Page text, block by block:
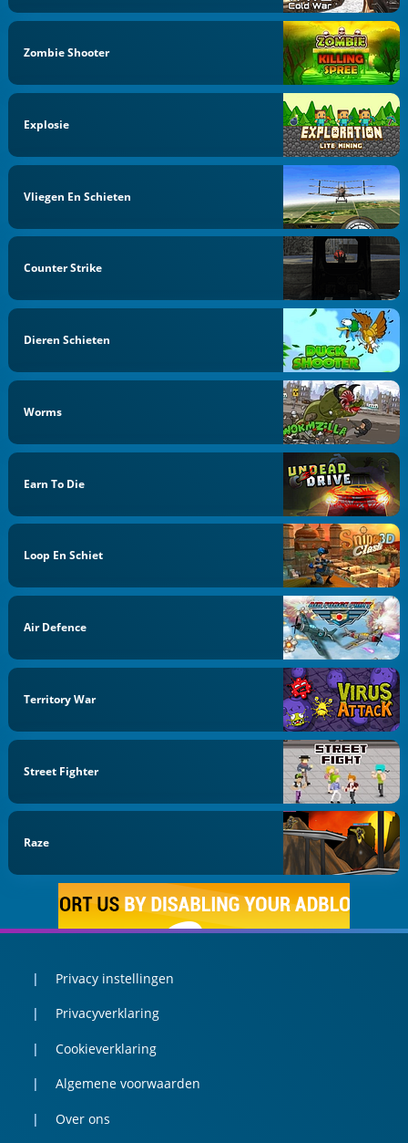
Zombie Shooter
Explosie
Vliegen En Schieten
Counter Strike
Dieren Schieten
Worms
Earn To Die
Loop En Schiet
Air Defence
Territory War
Street Fighter
Raze
Privacy instellingen
Privacyverklaring
Cookieverklaring
Algemene voorwaarden
Over ons